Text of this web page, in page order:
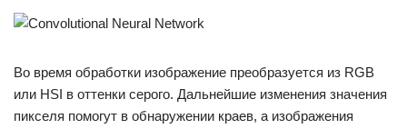
Во время обработки изображение преобразуется из RGB
или HSI в оттенки серого. Дальнейшие изменения значения
пикселя помогут в обнаружении краев, а изображения